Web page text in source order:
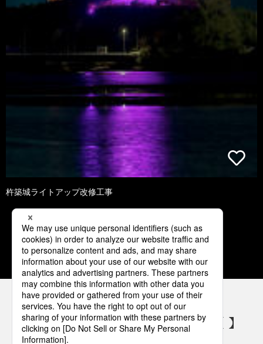
杵築城ライトアップ改修工事
3 4 5 6 7
パナソニックの電気設備 SNSアカウント